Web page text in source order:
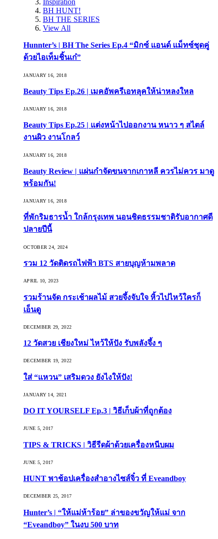
Inspiration
BH HUNT!
BH THE SERIES
View All
Hunnter’s | BH The Series Ep.4 “มิกซ์ แอนด์ แม็ทซ์ชุดคู่
ด้วยไอเท็มชิ้นเก๋”
JANUARY 16, 2018
Beauty Tips Ep.26 | เมคอัพครีเอทลุคให้น่าหลงใหล
JANUARY 16, 2018
Beauty Tips Ep.25 | แต่งหน้าไปออกงาน หนาว ๆ สไตล์
งานผิว งานโกลว์
JANUARY 16, 2018
Beauty Review | แผ่นกำจัดขนจากเกาหลี ควรไม่ควร มาดู
พร้อมกัน!
JANUARY 16, 2018
ที่พักริมธารน้ำ ใกล้กรุงเทพ นอนชิดธรรมชาติรับอากาศดี
ปลายปีนี้
OCTOBER 24, 2024
รวม 12 วัดติดรถไฟฟ้า BTS สายบุญห้ามพลาด
APRIL 10, 2023
รวมร้านจัด กระเช้าผลไม้ สวยจึ้งจับใจ หิ้วไปไหว้ใครก็
เอ็นดู
DECEMBER 29, 2022
12 วัดสวย เชียงใหม่ ไหว้ให้ปัง รับพลังจึ้ง ๆ
DECEMBER 19, 2022
ใส่ “แหวน” เสริมดวง ยังไงให้ปัง!
JANUARY 14, 2021
DO IT YOURSELF Ep.3 | วิธีเก็บผ้าที่ถูกต้อง
JUNE 5, 2017
TIPS & TRICKS | วิธีรีดผ้าด้วยเครื่องหนีบผม
JUNE 5, 2017
HUNT พาช้อปเครื่องสำอางไซส์จิ๋ว ที่ Eveandboy
DECEMBER 25, 2017
Hunter’s | “ให้แม่ห้าร้อย” ล่าของขวัญให้แม่ จาก
“Eveandboy” ในงบ 500 บาท